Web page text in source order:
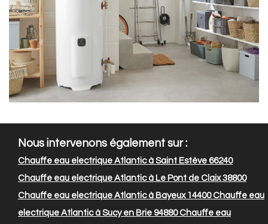
Nous intervenons également sur :
Chauffe eau electrique Atlantic à Saint Estève 66240
Chauffe eau electrique Atlantic à Le Pont de Claix 38800
Chauffe eau electrique Atlantic à Bayeux 14400Chauffe eau
electrique Atlantic à Sucy en Brie 94880Chauffe eau